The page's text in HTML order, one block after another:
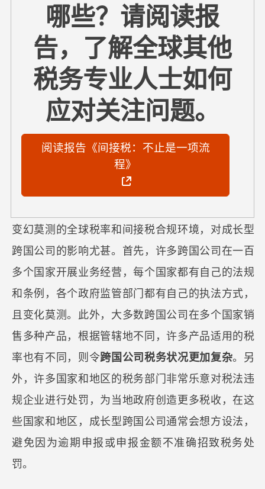
哪些？请阅读报
告，了解全球其他
税务专业人士如何
应对关注问题。
阅读报告《间接税：不止是一项流
程》
变幻莫测的全球税率和间接税合规环境，对成长型
跨国公司的影响尤甚。首先，许多跨国公司在一百
多个国家开展业务经营，每个国家都有自己的法规
和条例，各个政府监管部门都有自己的执法方式，
且变化莫测。此外，大多数跨国公司在多个国家销
售多种产品，根据管辖地不同，许多产品适用的税
率也有不同，则令跨国公司税务状况更加复杂。另
外，许多国家和地区的税务部门非常乐意对税法违
规企业进行处罚，为当地政府创造更多税收，在这
些国家和地区，成长型跨国公司通常会想方设法，
避免因为逾期申报或申报金额不准确招致税务处
罚。